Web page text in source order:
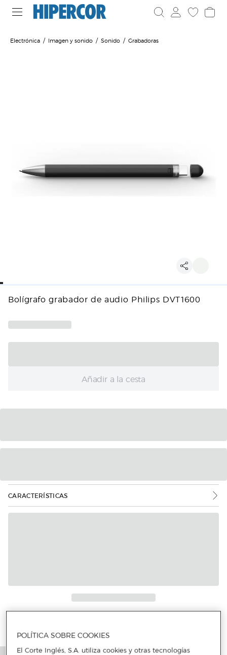
Electrónica Imagen y sonido Sonido Grabadoras
Bolígrafo grabador de audio Philips DVT1600
Añadir a la cesta
CARACTERÍSTICAS
POLÍTICA SOBRE COOKIES
El Corte Inglés, S.A. utiliza cookies y otras tecnologías